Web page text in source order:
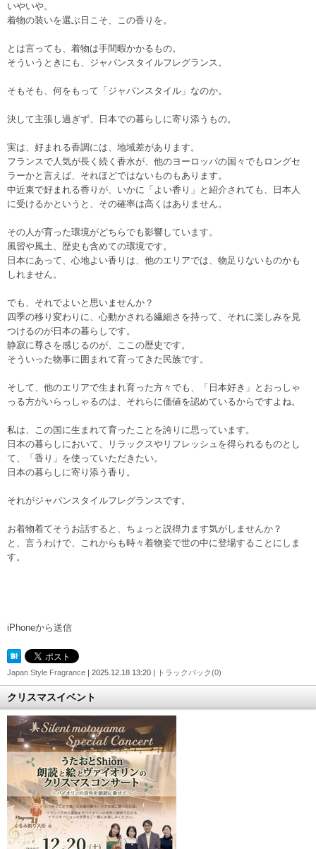
いやいや。
着物の装いを選ぶ日こそ、この香りを。
とは言っても、着物は手間暇かかるもの。
そういうときにも、ジャパンスタイルフレグランス。
そもそも、何をもって「ジャパンスタイル」なのか。
決して主張し過ぎず、日本での暮らしに寄り添うもの。
実は、好まれる香調には、地域差があります。
フランスで人気が長く続く香水が、他のヨーロッパの国々でもロングセ
ラーかと言えば、それほどではないものもあります。
中近東で好まれる香りが、いかに「よい香り」と紹介されても、日本人
に受けるかというと、その確率は高くはありません。
その人が育った環境がどちらでも影響しています。
風習や風土、歴史も含めての環境です。
日本にあって、心地よい香りは、他のエリアでは、物足りないものかも
しれません。
でも、それでよいと思いませんか？
四季の移り変わりに、心動かされる繊細さを持って、それに楽しみを見
つけるのが日本の暮らしです。
静寂に尊さを感じるのが、ここの歴史です。
そういった物事に囲まれて育ってきた民族です。
そして、他のエリアで生まれ育った方々でも、「日本好き」とおっしゃ
っる方がいらっしゃるのは、それらに価値を認めているからですよね。
私は、この国に生まれて育ったことを誇りに思っています。
日本の暮らしにおいて、リラックスやリフレッシュを得られるものとし
て、「香り」を使っていただきたい。
日本の暮らしに寄り添う香り。
それがジャパンスタイルフレグランスです。
お着物着てそうお話すると、ちょっと説得力ます気がしませんか？
と、言うわけで、これからも時々着物姿で世の中に登場することにしま
す。
iPhoneから送信
Japan Style Fragrance | 2025.12.18 13:20 | トラックバック(0)
クリスマスイベント